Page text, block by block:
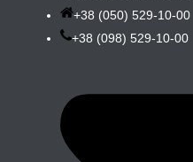
+38 (050) 529-10-00
+38 (098) 529-10-00